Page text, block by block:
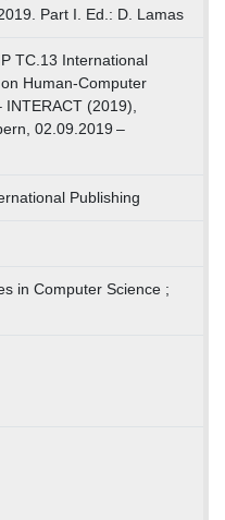
Part I. Ed.: D. Lamas
TC.13 International
Human-Computer
INTERACT (2019),
02.09.2019 –
Publishing
in Computer Science ;